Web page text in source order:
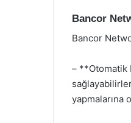
Bancor
Bancor
– **Otomatik
yapmalarına